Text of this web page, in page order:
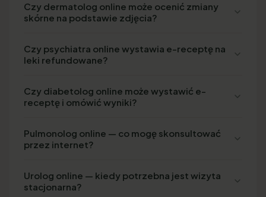
Czy dermatolog online może ocenić zmiany
skórne na podstawie zdjęcia?
Czy psychiatra online wystawia e-receptę na
leki refundowane?
Czy diabetolog online może wystawić e-
receptę i omówić wyniki?
Pulmonolog online — co mogę skonsultować
przez internet?
Urolog online — kiedy potrzebna jest wizyta
stacjonarna?